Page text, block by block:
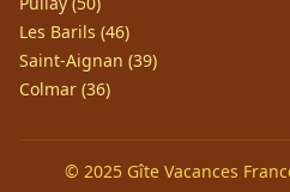
Les Barils (46)
Saint-Aignan (39)
Colmar (36)
© 2025 Gîte Vacances